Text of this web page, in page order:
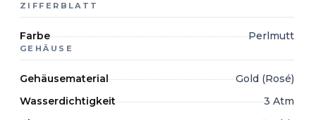
ZIFFERBLATT
Farbe Perlmutt
GEHÄUSE
Gehäusematerial
Gold (Rosé)
Wasserdichtigkeit
3 Atm